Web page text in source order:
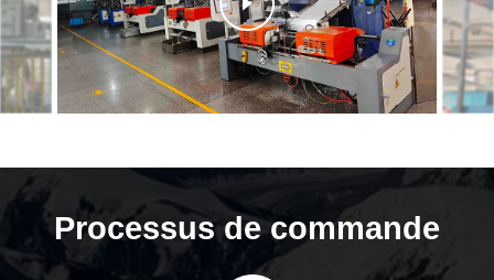
Processus de commande